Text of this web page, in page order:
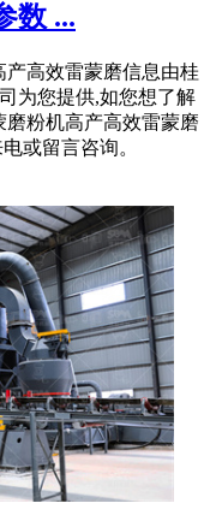
数 ...
产高效雷蒙磨信息由桂
为您提供,如您想了解
磨粉机高产高效雷蒙磨
或留言咨询。